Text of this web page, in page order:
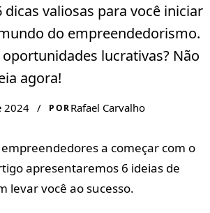
valiosas para você iniciar
do empreendedorismo.
lucrativas? Não
agora!
2024 / PORRafael Carvalho
a começar com o
apresentaremos 6 ideias de
levar você ao sucesso.